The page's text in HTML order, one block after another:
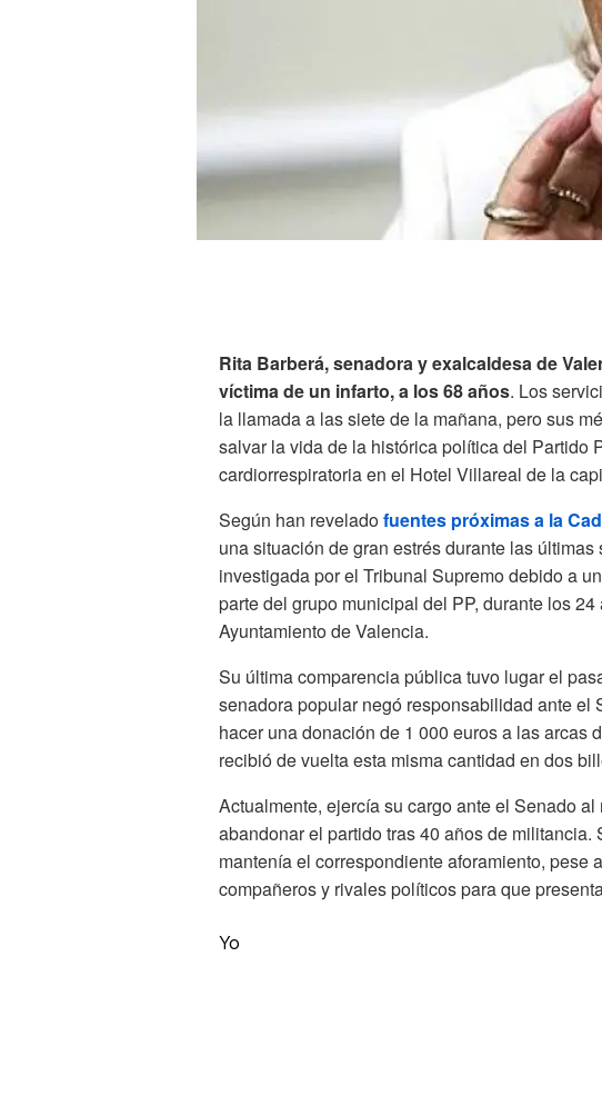
Rita Barberá, senadora y exalcaldesa de
víctima de un infarto, a los 68 años. Los
la llamada a las siete de la mañana, pero sus
salvar la vida de la histórica política del Partido
cardiorrespiratoria en el Hotel Villareal de la
Según han reveladofuentes próximas a la
una situación de gran estrés durante las
investigada por el Tribunal Supremo debido a
parte del grupo municipal del PP, durante los
Ayuntamiento de Valencia.
Su última comparencia pública tuvo lugar el
senadora popular negó responsabilidad ante el
hacer una donación de 1 000 euros a las arcas
recibió de vuelta esta misma cantidad en dos
Actualmente, ejercía su cargo ante el Senado al
abandonar el partido tras 40 años de
mantenía el correspondiente aforamiento, pese
compañeros y rivales políticos para que
Yo